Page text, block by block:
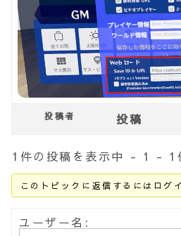
投稿者 投稿
1件の投稿を表示中 - 1 - 1
このトピックに返信するにはログ
ユーザー名: